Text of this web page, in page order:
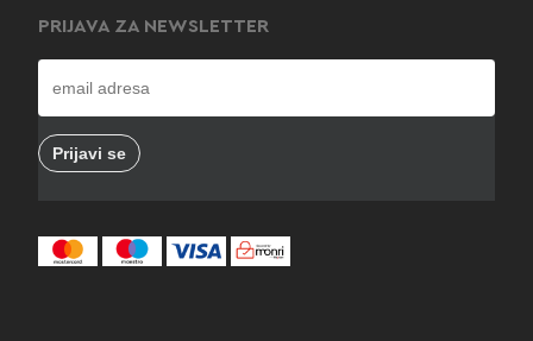
PRIJAVA ZA NEWSLETTER